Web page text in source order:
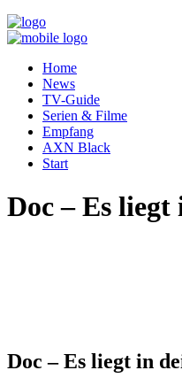
Home
News
TV-Guide
Serien & Filme
Empfang
AXN Black
Start
Doc – Es
Doc – Es liegt in